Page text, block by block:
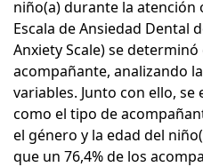
niño(a) durante la
Escala de Ansiedad Dental
Anxiety Scale) se
acompañante, analizando
variables. Junto con ello,
como el tipo de
el género y la edad del
que un 76,4% de los